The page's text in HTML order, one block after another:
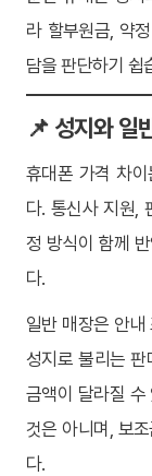
라 할부원금, 약
담을 판단하기 쉽
📌 성지와 일
휴대폰 가격 차
다. 통신사 지원,
정 방식이 함께
다.
일반 매장은 안내
성지로 불리는
금액이 달라질 수
것은 아니며, 보
다.